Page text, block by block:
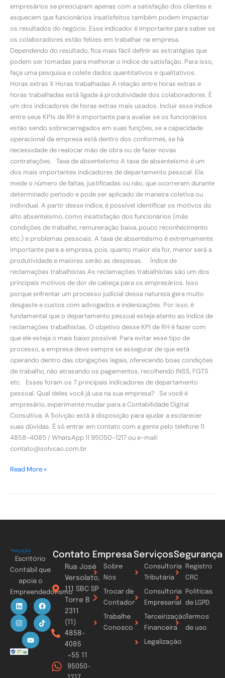
empresários se preocupam apenas com a satisfação dos clientes e
esquecem que funcionários insatisfeitos também podem impactar
os resultados do negócio. Esse indicador é importante para saber se
os colaboradores estão felizes em trabalhar na empresa.
Dependendo do resultado, fica mais fácil definir as estratégias que
podem ser tomadas para melhorar o índice de satisfação. Para isso,
faça uma pesquisa e colete dados quantitativos e qualitativos.
Horas extras X Horas trabalhadas A relação entre horas extras e
horas trabalhadas está ligada à produtividade dos colaboradores. É
um dos indicadores de horas extras mais usados. Incluir esse índice
entre seus KPIs de RH é importante para avaliar se os funcionários
estão sendo sobrecarregados em suas funções, se a capacidade
operacional da empresa está dentro dos conformes, se há
necessidade de realocar mão de obra ou de fazer novas
contratações. Taxa de absenteísmo A taxa de absenteísmo é um
dos mais importantes indicadores de departamento pessoal. Ela
mede o número de faltas, justificadas ou não, que ocorreram durante
determinado período e pode ser aplicado de maneira coletiva ou
individual. A partir desse índice, é possível identificar os motivos do
alto absenteísmo, como insatisfação dos funcionários (más
condições de trabalho, remuneração baixa, pouco reconhecimento
etc.) e problemas pessoais. A taxa de absenteísmo é extremamente
importante para a empresa, pois, quanto maior ela for, menor será a
produtividade e maiores serão as despesas. Índice de
reclamações trabalhistas As reclamações trabalhistas são um dos
principais motivos de dor de cabeça para os empresários. Isso
porque enfrentar um processo judicial dessa natureza gera muito
desgaste e custos com advogados e indenizações. Por isso, é
fundamental que o departamento pessoal esteja atento ao índice de
reclamações trabalhistas. O objetivo desse KPI de RH é fazer com
que ele esteja o mais baixo possível. Para evitar esse tipo de
processo, a empresa deve sempre se assegurar de que está
operando dentro das obrigações legais, oferecendo boas condições
de trabalho, não atrasando os pagamentos, recolhendo INSS, FGTS
etc. Esses foram os 7 principais indicadores de departamento
pessoal. Qual deles você já usa na sua empresa? Se você é
empresário, experimente mudar para a Contabilidade Digital
Consultiva. A Solvção está à disposição para ajudar a esclarecer
suas dúvidas. É só entrar em contato com a gente pelo telefone 11
4858-4085 / WhatsApp 11 95050-1217 ou e-mail:
contato@solvcao.com.br
Read More »
Escritório
Contábil que
apoia o
Empreendedorismo
L
i
n
k
e
d
n
F
a
c
e
b
I
n
s
t
a
a
m
T
i
k
t
o
o
b
e
Contato
Rua José
Versolato,
111 SBC SP
Torre B -
2311
(11)
4858-
4085
+55 11
95050-
Empresa
Sobre
Nós
Trocar de
Contador
Trabalhe
Conosco
Serviços
Consultoria
Tributária
Consultoria
Empresarial
Terceirização
Financeira
Legalização
Segurança
Registro
CRC
Políticas
de LGPD
Termos
de uso